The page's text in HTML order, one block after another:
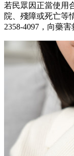
若民眾因正當使用
院、殘障或死亡等
2358-4097，向藥